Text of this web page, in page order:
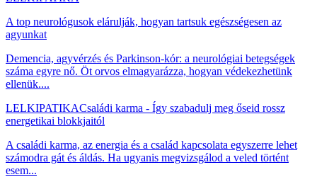
A top neurológusok elárulják, hogyan tartsuk egészségesen az
agyunkat
Demencia, agyvérzés és Parkinson-kór: a neurológiai betegségek
száma egyre nő. Öt orvos elmagyarázza, hogyan védekezhetünk
ellenük....
LELKIPATIKACsaládi karma - Így szabadulj meg őseid rossz
energetikai blokkjaitól
A családi karma, az energia és a család kapcsolata egyszerre lehet
számodra gát és áldás. Ha ugyanis megvizsgálod a veled történt
esem...